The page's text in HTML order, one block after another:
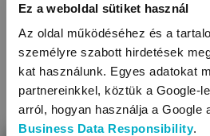
Ez a weboldal sütiket használ
Az oldal működéséhez és a
személyre szabott hirdetések
kat használunk. Egyes adatokat
partnereinkkel, köztük a Google-
arról, hogyan használja a Google
Business Data Responsibility.
Tulajdonságok
Anyagtípus: pamut
Méret (cm): 100x150
Tisztítás: mosógépben mosható
Díszítés: anyagában mintás